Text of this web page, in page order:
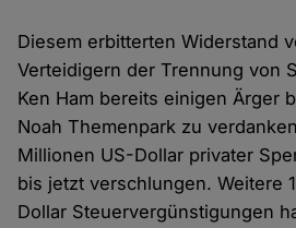
Diesem erbitterten Widerstand
Verteidigern der Trennung von
Ken Ham bereits einigen Ärger
Noah Themenpark zu
Millionen US-Dollar privater
bis jetzt verschlungen. Weitere
Dollar Steuervergünstigungen